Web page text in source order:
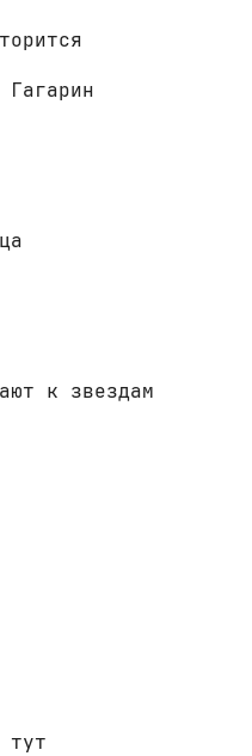
к звездам
тут